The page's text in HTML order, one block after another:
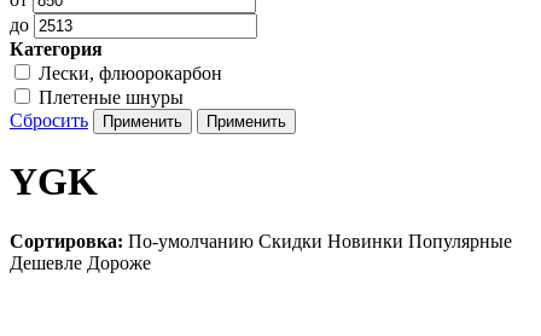
до
Категория
Лески, флюорокарбон
Плетеные шнуры
Сбросить
YGK
Сортировка: По-умолчанию Скидки Новинки Популярные
Дешевле Дороже